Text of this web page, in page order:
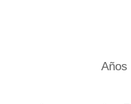
Años